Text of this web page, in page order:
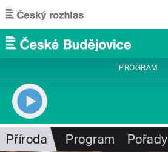
Přejít k hlavnímu obsahu
PROGRAM
Příroda Program Pořady